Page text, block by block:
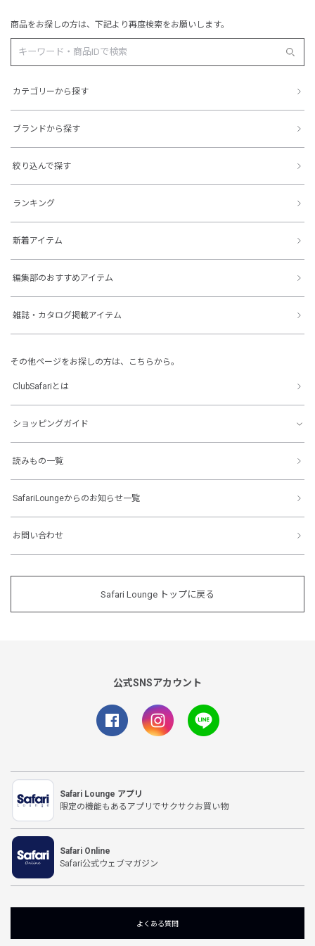
商品をお探しの方は、下記より再度検索をお願いします。
カテゴリーから探す
ブランドから探す
絞り込んで探す
ランキング
新着アイテム
編集部のおすすめアイテム
雑誌・カタログ掲載アイテム
その他ページをお探しの方は、こちらから。
ClubSafariとは
ショッピングガイド
読みもの一覧
SafariLoungeからのお知らせ一覧
お問い合わせ
Safari Lounge トップに戻る
公式SNSアカウント
Safari Lounge アプリ
限定の機能もあるアプリでサクサクお買い物
Safari Online
Safari公式ウェブマガジン
よくある質問